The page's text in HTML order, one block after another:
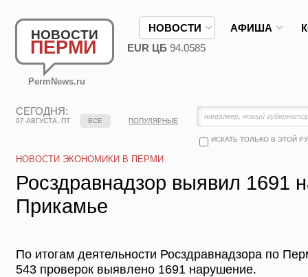
НОВОСТИ
ПЕРМИ
PermNews.ru
НОВОСТИ АФИША
EUR ЦБ 94.0585
СЕГОДНЯ:
07 АВГУСТА, ПТ
ИСКАТЬ ТОЛЬКО В ЭТОЙ
ВСЕ ПОПУЛЯРНЫЕ
НОВОСТИ ЭКОНОМИКИ В ПЕРМИ
Росздравнадзор выявил 1691
Прикамье
По итогам деятельности Росздравнадзора по
543 проверок выявлено 1691 нарушение.